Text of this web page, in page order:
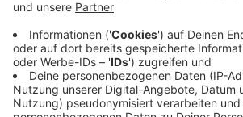
könnte die Sperrung laut Einschätzung
möglicherweise länger dauern. Der
jetzt schon weit zurück - zum Beispiel
Münchener Straße, berichtet die
Anzeige